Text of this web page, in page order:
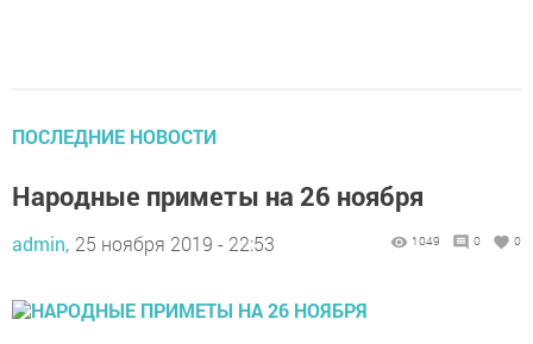
ПОСЛЕДНИЕ НОВОСТИ
Народные приметы на 26 ноября
admin, 25 ноября 2019 - 22:53 1049 0 0